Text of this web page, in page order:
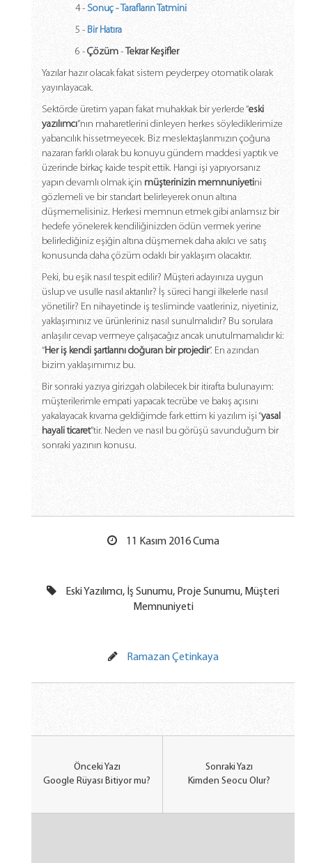
4 - Sonuç - Tarafların Tatmini
5 - Bir Hatıra
6 - Çözüm - Tekrar Keşifler
Yazılar hazır olacak fakat sistem peyderpey otomatik olarak
yayınlayacak.
Sektörde üretim yapan fakat muhakkak bir yerlerde “eski
yazılımcı”nın maharetlerini dinleyen herkes söylediklerimize
yabancılık hissetmeyecek. Biz meslektaşlarımızın çoğuna
nazaran farklı olarak bu konuyu gündem maddesi yaptık ve
üzerinde birkaç kaide tespit ettik. Hangi işi yapıyorsanız
yapın devamlı olmak için müşterinizin memnuniyetini
gözlemeli ve bir standart belirleyerek onun altına
düşmemelisiniz. Herkesi memnun etmek gibi anlamsız bir
hedefe yönelerek kendiliğinizden ödün vermek yerine
belirlediğiniz eşiğin altına düşmemek daha akılcı ve satış
konusunda daha çözüm odaklı bir yaklaşım olacaktır.
Peki, bu eşik nasıl tespit edilir? Müşteri adayınıza uygun
üslup ve usulle nasıl aktarılır? İş süreci hangi ilkelerle nasıl
yönetilir? En nihayetinde iş tesliminde vaatleriniz, niyetiniz,
yaklaşımınız ve ürünleriniz nasıl sunulmalıdır? Bu sorulara
anlaşılır cevap vermeye çalışacağız ancak unutulmamalıdır ki:
“Her iş kendi şartlarını doğuran bir projedir”. En azından
bizim yaklaşımımız bu.
Bir sonraki yazıya girizgah olabilecek bir itirafta bulunayım:
müşterilerimle empati yapacak tecrübe ve bakış açısını
yakalayacak kıvama geldiğimde fark ettim ki yazılım işi “yasal
hayali ticaret”tir. Neden ve nasıl bu görüşü savunduğum bir
sonraki yazının konusu.
11 Kasım 2016 Cuma
Eski Yazılımcı, İş Sunumu, Proje Sunumu, Müşteri
Memnuniyeti
Ramazan Çetinkaya
Önceki Yazı
Google Rüyası Bitiyor mu?
Sonraki Yazı
Kimden Seocu Olur?